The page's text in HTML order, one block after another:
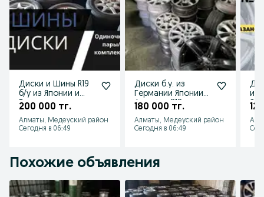
Диски и Шины R19
б/у из Японии и
Германии
200 000 тг.
Алматы, Медеуский район
Сегодня в 06:49
Диски б.у. из
Германии Японии
Америки R18
180 000 тг.
Алматы, Медеуский район
Сегодня в 06:49
из
Похожие объявления